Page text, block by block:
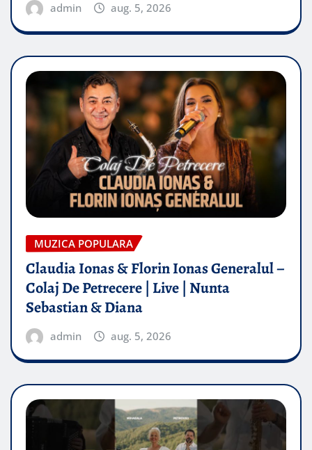
admin aug. 5, 2026
MUZICA POPULARA
Claudia Ionas & Florin Ionas Generalul –
Colaj De Petrecere | Live | Nunta
Sebastian & Diana
admin aug. 5, 2026